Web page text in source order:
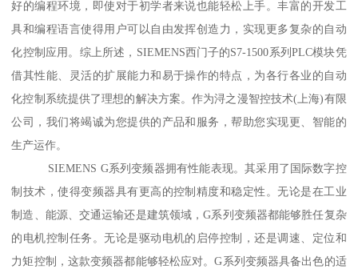
好的编程环境，即使对于初学者来说也能轻松上手。丰富的开发工
具和编程语言使得用户可以自由发挥创造力，实现更多复杂的自动
化控制应用。综上所述，SIEMENS西门子的S7-1500系列PLC模块凭
借其性能、灵活的扩展能力和易于操作的特点，为各行各业的自动
化控制系统提供了理想的解决方案。作为浔之漫智控技术(上海)有限
公司，我们将竭诚为您提供的产品和服务，帮助您实现更、智能的
生产运作。
SIEMENS G系列变频器拥有性能表现。其采用了国际数字控
制技术，使得变频器具有更高的控制精度和稳定性。无论是在工业
制造、能源、交通运输还是建筑领域，G系列变频器都能够胜任复杂
的电机控制任务。无论是驱动电机的启停控制，还是调速、定位和
力矩控制，这款变频器都能够轻松应对。G系列变频器具备出色的适